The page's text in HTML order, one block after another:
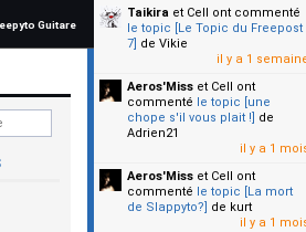
Guitare
Taikira et Cell ont commenté
le topic [Le Topic du Freepost
7] de Vikie
il y a 1
Aeros'Miss et Cell ont
commenté le topic [une
chope s'il vous plait !] de
Adrien21
il y a 1
Aeros'Miss et Cell ont
commenté le topic [La mort
de Slappyto?] de kurt
il y a 1